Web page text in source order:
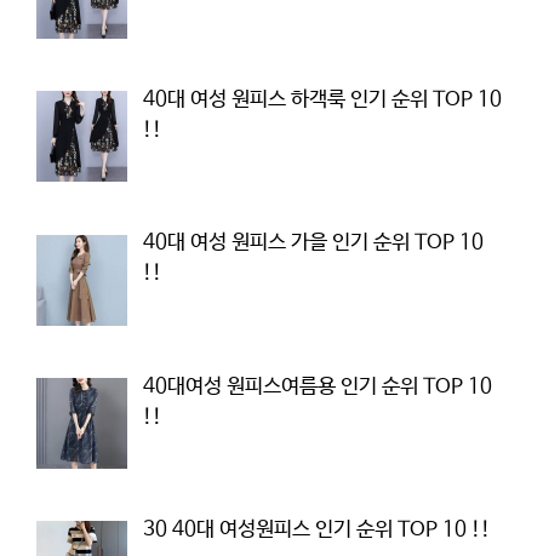
40대 여성 원피스 하객룩 인기 순위 TOP 10
!!
40대 여성 원피스 가을 인기 순위 TOP 10
!!
40대여성 원피스여름용 인기 순위 TOP 10
!!
30 40대 여성원피스 인기 순위 TOP 10 !!